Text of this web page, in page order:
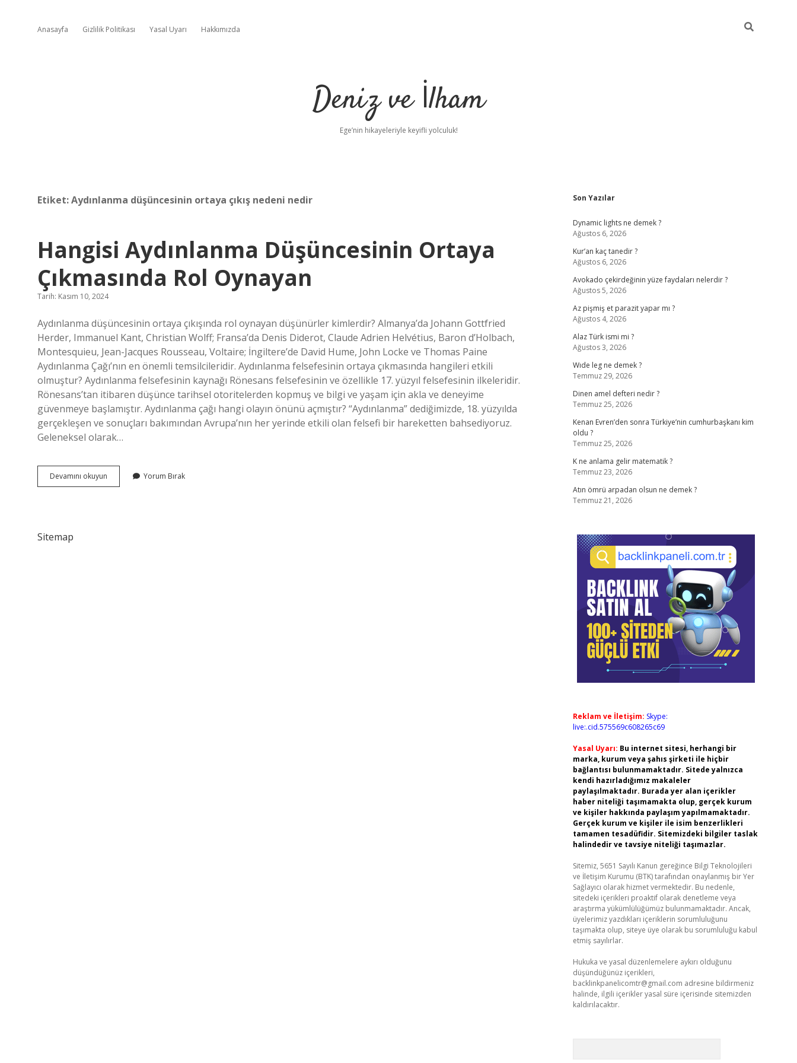
Anasayfa Gizlilik Politikası Yasal Uyarı Hakkımızda
Deniz ve İlham
Ege’nin hikayeleriyle keyifli yolculuk!
Etiket:Aydınlanma düşüncesinin ortaya çıkış nedeni nedir
Hangisi Aydınlanma Düşüncesinin Ortaya
Çıkmasında Rol Oynayan
Tarih: Kasım 10, 2024
Aydınlanma düşüncesinin ortaya çıkışında rol oynayan düşünürler kimlerdir? Almanya’da Johann Gottfried
Herder, Immanuel Kant, Christian Wolff; Fransa’da Denis Diderot, Claude Adrien Helvétius, Baron d’Holbach,
Montesquieu, Jean-Jacques Rousseau, Voltaire; İngiltere’de David Hume, John Locke ve Thomas Paine
Aydınlanma Çağı’nın en önemli temsilcileridir. Aydınlanma felsefesinin ortaya çıkmasında hangileri etkili
olmuştur? Aydınlanma felsefesinin kaynağı Rönesans felsefesinin ve özellikle 17. yüzyıl felsefesinin ilkeleridir.
Rönesans’tan itibaren düşünce tarihsel otoritelerden kopmuş ve bilgi ve yaşam için akla ve deneyime
güvenmeye başlamıştır. Aydınlanma çağı hangi olayın önünü açmıştır? “Aydınlanma” dediğimizde, 18. yüzyılda
gerçekleşen ve sonuçları bakımından Avrupa’nın her yerinde etkili olan felsefi bir hareketten bahsediyoruz.
Geleneksel olarak…
Devamını okuyun
Aydınlanma
Yorum Bırak
Sitemap
Sidebar
Son Yazılar
Dynamic lights ne demek ?
Ağustos 6, 2026
Kur’an kaç tanedir ?
Ağustos 6, 2026
Avokado çekirdeğinin yüze faydaları nelerdir ?
Ağustos 5, 2026
Az pişmiş et parazit yapar mı ?
Ağustos 4, 2026
Alaz Türk ismi mi ?
Ağustos 3, 2026
Wıde leg ne demek ?
Temmuz 29, 2026
Dinen amel defteri nedir ?
Temmuz 25, 2026
Kenan Evren’den sonra Türkiye’nin cumhurbaşkanı kim
oldu ?
Temmuz 25, 2026
K ne anlama gelir matematik ?
Temmuz 23, 2026
Atın ömrü arpadan olsun ne demek ?
Temmuz 21, 2026
Reklam ve İletişim: Skype:
live:.cid.575569c608265c69
Yasal Uyarı: Bu internet sitesi, herhangi bir
marka, kurum veya şahıs şirketi ile hiçbir
bağlantısı bulunmamaktadır. Sitede yalnızca
kendi hazırladığımız makaleler
paylaşılmaktadır. Burada yer alan içerikler
haber niteliği taşımamakta olup, gerçek kurum
ve kişiler hakkında paylaşım yapılmamaktadır.
Gerçek kurum ve kişiler ile isim benzerlikleri
tamamen tesadüfidir. Sitemizdeki bilgiler taslak
halindedir ve tavsiye niteliği taşımazlar.
Sitemiz, 5651 Sayılı Kanun gereğince Bilgi Teknolojileri
ve İletişim Kurumu (BTK) tarafından onaylanmış bir Yer
Sağlayıcı olarak hizmet vermektedir. Bu nedenle,
sitedeki içerikleri proaktif olarak denetleme veya
araştırma yükümlülüğümüz bulunmamaktadır. Ancak,
üyelerimiz yazdıkları içeriklerin sorumluluğunu
taşımakta olup, siteye üye olarak bu sorumluluğu kabul
etmiş sayılırlar.
Hukuka ve yasal düzenlemelere aykırı olduğunu
düşündüğünüz içerikleri,
backlinkpanelicomtr@gmail.com adresine bildirmeniz
halinde, ilgili içerikler yasal süre içerisinde sitemizden
kaldırılacaktır.